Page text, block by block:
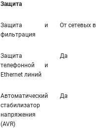
Защита
Защита и
фильтрация
От сетевых
Защита
телефонной и
Ethernet линий
Да
Автоматический
стабилизатор
напряжения
(AVR)
Да